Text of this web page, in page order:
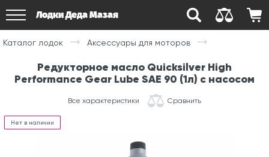
Лодки Деда Мазая
Каталог лодок Аксессуары для моторов
Редукторное масло Quicksilver High
Performance Gear Lube SAE 90 (1л) с насосом
Все характеристики Сравнить
Нет в наличии